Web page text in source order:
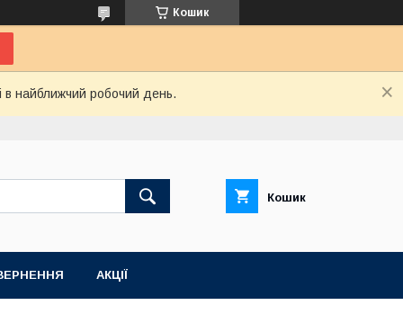
Кошик
в найближчий робочий день.
Кошик
АКЦІЇ